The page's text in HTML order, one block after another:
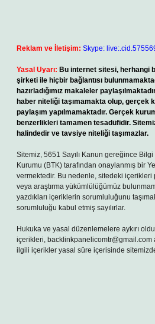
Reklam ve İletişim: Skype:
Yasal Uyarı: Bu internet sitesi, herhangi
şirketi ile hiçbir bağlantısı
hazırladığımız makaleler
haber niteliği taşımamakta olup, gerçek
paylaşım yapılmamaktadır. Gerçek
benzerlikleri tamamen tesadüfidir.
halindedir ve tavsiye niteliği taşımazlar.
Sitemiz, 5651 Sayılı Kanun gereğince
Kurumu (BTK) tarafından onaylanmış bir
vermektedir. Bu nedenle, sitedeki içerikleri
veya araştırma yükümlülüğümüz
yazdıkları içeriklerin sorumluluğunu
sorumluluğu kabul etmiş sayılırlar.
Hukuka ve yasal düzenlemelere aykırı
içerikleri, backlinkpanelicomtr@gmail.com
ilgili içerikler yasal süre içerisinde